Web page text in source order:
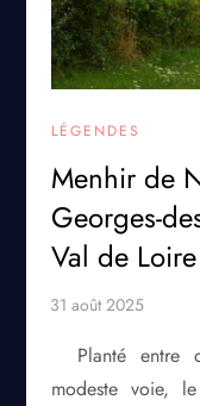
LÉGENDES
Menhir de
Georges-
Val de
Planté entre
modeste voie,